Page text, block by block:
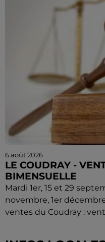
6 août 2026
LE COUDRAY -
BIMENSUELLE
Mardi 1er, 15 et 29
novembre, 1er
ventes du Coudray :